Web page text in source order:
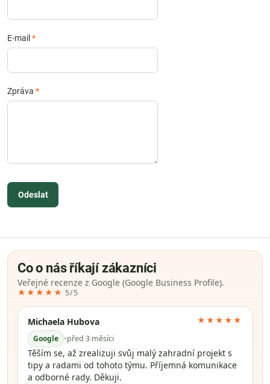
E-mail *
Zpráva *
Odeslat
Co o nás říkají zákazníci
Veřejné recenze z Google (Google Business Profile).
★★★★★ 5/5
Michaela Hubova
Google •před 3 měsíci
★★★★★
Těším se, až zrealizuji svůj malý zahradní projekt s
tipy a radami od tohoto týmu. Příjemná komunikace
a odborné rady. Děkuji.